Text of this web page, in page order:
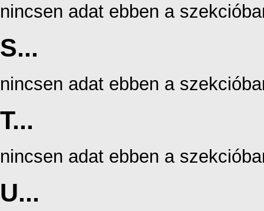
nincsen adat ebben a
S...
nincsen adat ebben a
T...
nincsen adat ebben a
U...